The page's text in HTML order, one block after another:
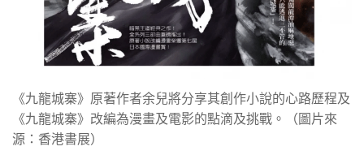
《九龍城寨》原著作者余兒將分享其創作小說的心路歷程及
《九龍城寨》改編為漫畫及電影的點滴及挑戰。（圖片來
源：香港書展）